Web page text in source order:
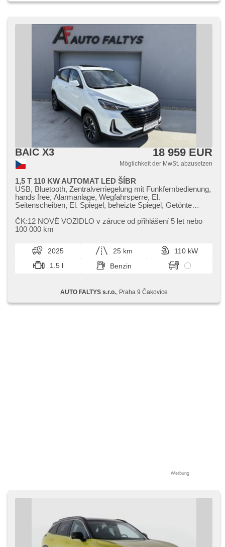
BAIC X3 18 959 EUR
Möglichkeit der MwSt. abzusetzen
1,5 T 110 KW AUTOMAT LED ŠÍBR
USB, Bluetooth, Zentralverriegelung mit Funkfernbedienung,
hands free, Alarmanlage, Wegfahrsperre, El.
Seitenscheiben, El. Spiegel, beheizte Spiegel, Getönte
zatmavená zadní skla, Heckscheibenwischer, Klimaanlage,
Teilbare Rücksitzbank, Vorderlichter LED, LED denní
Kopflehnen, Positionssitze, Lenkrad einstellbar,
Multifunktionslenkrad, 4x Airbag, Bordcomputer,
Außenthermometer, isofix, Alufelgen, Abnutzungssensor
des Bremsbelages, ABS, Antriebsschlupfregelung (ASR),
Reifendrucksensor, Servolenkung, Automatikgetriebe,
elektronická ruční brzda, Fahrkamera, parkovací senzory
ČK:12 NOVÉ VOZIDLO v záruce od přihlášení 5 let nebo
100 000 km
2025 25 km
110 kW
1.5 l
Benzin
AUTO FALTYS s.r.o., Praha 9 Čakovice
Werbung